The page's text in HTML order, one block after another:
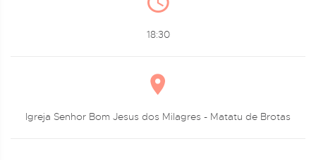
18:30
Igreja Senhor Bom Jesus dos Milagres - Matatu de Brotas